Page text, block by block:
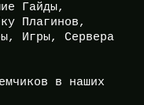
Гайды,
Плагинов,
Игры, Сервера
в наших